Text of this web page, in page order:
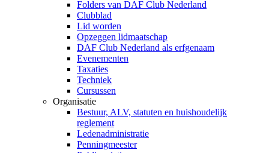
Folders van DAF Club Nederland
Clubblad
Lid worden
Opzeggen lidmaatschap
DAF Club Nederland als erfgenaam
Evenementen
Taxaties
Techniek
Cursussen
Organisatie
Bestuur, ALV, statuten en huishoudelijk
reglement
Ledenadministratie
Penningmeester